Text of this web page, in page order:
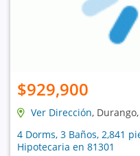
$929,900
Ver Dirección, Durango,
4 Dorms, 3 Baños, 2,841
Hipotecaria en 81301